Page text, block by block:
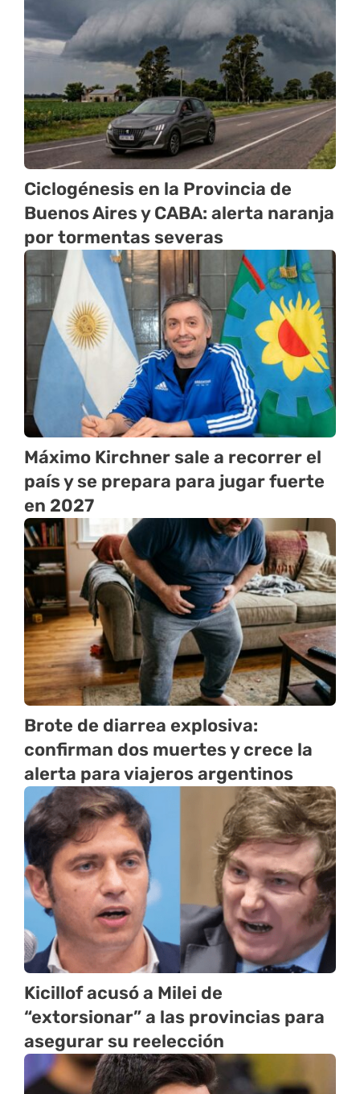
Ciclogénesis en la Provincia de
Buenos Aires y CABA: alerta naranja
por tormentas severas
Máximo Kirchner sale a recorrer el
país y se prepara para jugar fuerte
en 2027
Brote de diarrea explosiva:
confirman dos muertes y crece la
alerta para viajeros argentinos
Kicillof acusó a Milei de
“extorsionar” a las provincias para
asegurar su reelección